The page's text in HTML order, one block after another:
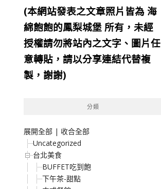
(本網站發表之文章照片皆為 海
綿飽飽的鳳梨城堡 所有，未經
授權請勿將站內之文字、圖片任
意轉貼，請以分享連結代替複
製，謝謝)
分類
展開全部 | 收合全部
Uncategorized
台北美食
BUFFET吃到飽
下午茶-甜點